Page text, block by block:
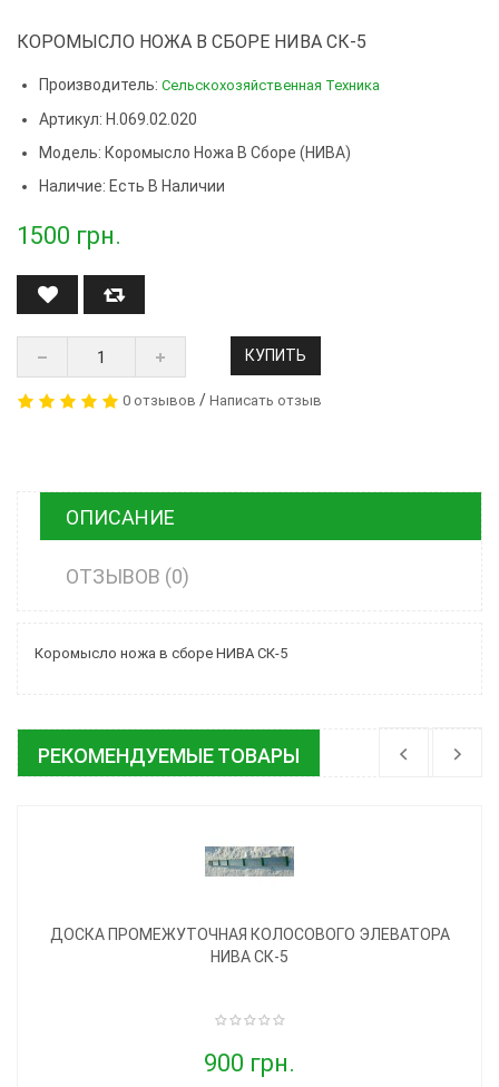
КОРОМЫСЛО НОЖА В СБОРЕ НИВА СК-5
Производитель: Сельскохозяйственная Техника
Артикул: Н.069.02.020
Модель: Коромысло Ножа В Сборе (НИВА)
Наличие: Есть В Наличии
1500 грн.
КУПИТЬ
0 отзывов / Написать отзыв
ОПИСАНИЕ
ОТЗЫВОВ (0)
Коромысло ножа в сборе НИВА СК-5
РЕКОМЕНДУЕМЫЕ ТОВАРЫ
ДОСКА ПРОМЕЖУТОЧНАЯ КОЛОСОВОГО ЭЛЕВАТОРА
НИВА СК-5
900 грн.